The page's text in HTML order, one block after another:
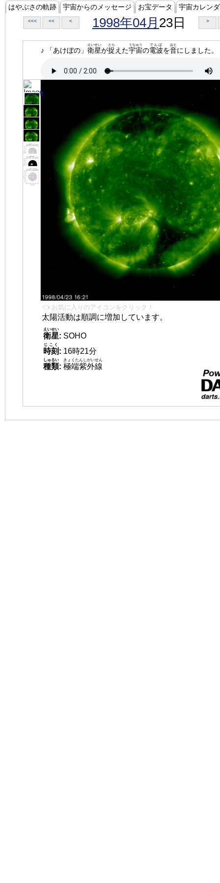
はやぶさの軌跡 宇宙からのメッセージ お宝データ 宇宙カレン
<<< << < 1998年04月 23日 >
♪ 「あけぼの」 衛星
えいせい
が捉
とら
えた宇宙
うちゅう
の電波
でんぱ
を音
おと
にしました。
👈 お気に入りのアイコンをクリック！
太陽活動は順調に増加しています。
衛星
えいせい
: SOHO
時刻
じこく
: 16時21分
種類
しゅるい
: 極端紫外線
きょくたんしがいせん